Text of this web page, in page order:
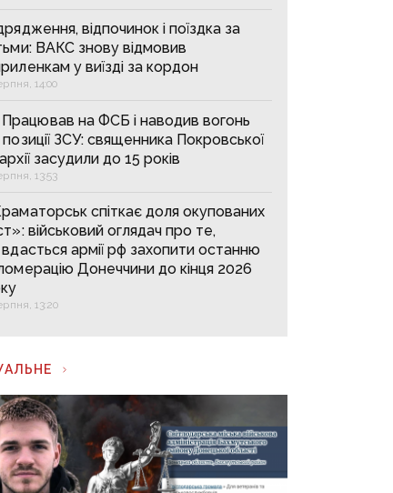
відпочинок і поїздка за
ВАКС знову відмовив
у виїзді за кордон
14:00
Працював на ФСБ і наводив вогонь
ЗСУ: священника Покровської
засудили до 15 років
13:53
спіткає доля окупованих
військовий оглядач про те,
вдасться армії рф захопити останню
Донеччини до кінця 2026
13:20